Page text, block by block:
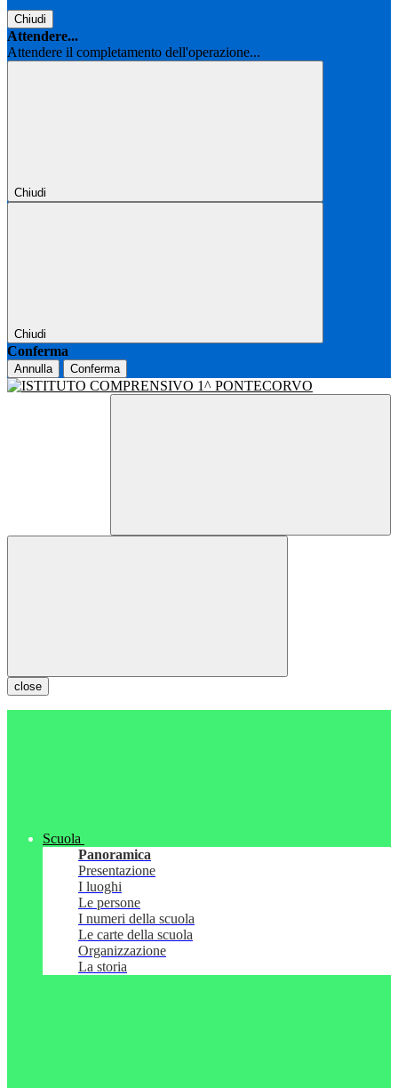
Chiudi
Attendere...
Attendere il completamento dell'operazione...
Chiudi
Chiudi
Conferma
Annulla Conferma
close
Scuola
Panoramica
Presentazione
I luoghi
Le persone
I numeri della scuola
Le carte della scuola
Organizzazione
La storia